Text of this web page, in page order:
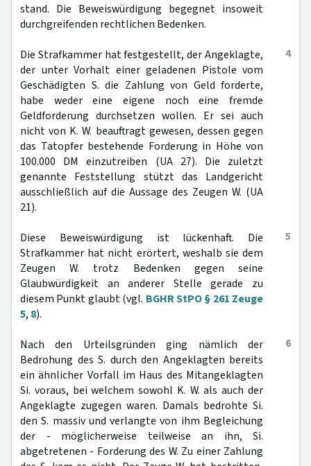
stand. Die Beweiswürdigung begegnet insoweit
durchgreifenden rechtlichen Bedenken.
4
Die Strafkammer hat festgestellt, der Angeklagte,
der unter Vorhalt einer geladenen Pistole vom
Geschädigten S. die Zahlung von Geld forderte,
habe weder eine eigene noch eine fremde
Geldforderung durchsetzen wollen. Er sei auch
nicht von K. W. beauftragt gewesen, dessen gegen
das Tatopfer bestehende Forderung in Höhe von
100.000 DM einzutreiben (UA 27). Die zuletzt
genannte Feststellung stützt das Landgericht
ausschließlich auf die Aussage des Zeugen W. (UA
21).
5
Diese Beweiswürdigung ist lückenhaft. Die
Strafkammer hat nicht erörtert, weshalb sie dem
Zeugen W. trotz Bedenken gegen seine
Glaubwürdigkeit an anderer Stelle gerade zu
diesem Punkt glaubt (vgl. BGHR StPO § 261 Zeuge
5, 8).
6
Nach den Urteilsgründen ging nämlich der
Bedrohung des S. durch den Angeklagten bereits
ein ähnlicher Vorfall im Haus des Mitangeklagten
Si. voraus, bei welchem sowohl K. W. als auch der
Angeklagte zugegen waren. Damals bedrohte Si.
den S. massiv und verlangte von ihm Begleichung
der - möglicherweise teilweise an ihn, Si.
abgetretenen - Forderung des W. Zu einer Zahlung